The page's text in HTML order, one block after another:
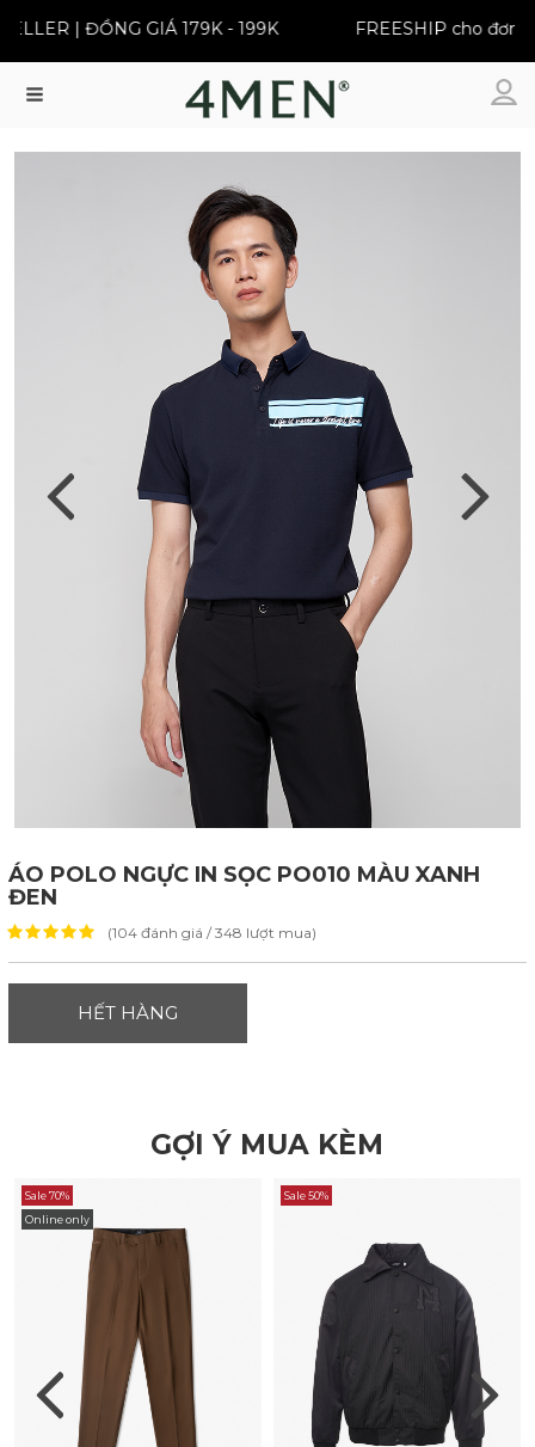
| ĐỒNG GIÁ 179K - 199K FREESHIP cho đơn từ
ÁO POLO NGỰC IN SỌC PO010 MÀU XANH
ĐEN
(104 đánh giá / 348 lượt mua)
HẾT HÀNG
GỢI Ý MUA KÈM
Sale 70%
Online only
Sale 50%